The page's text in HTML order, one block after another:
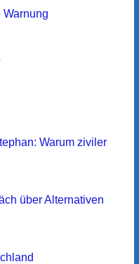
Warnung
Warum ziviler
über Alternativen